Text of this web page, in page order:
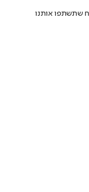
שתשתפו אותנו